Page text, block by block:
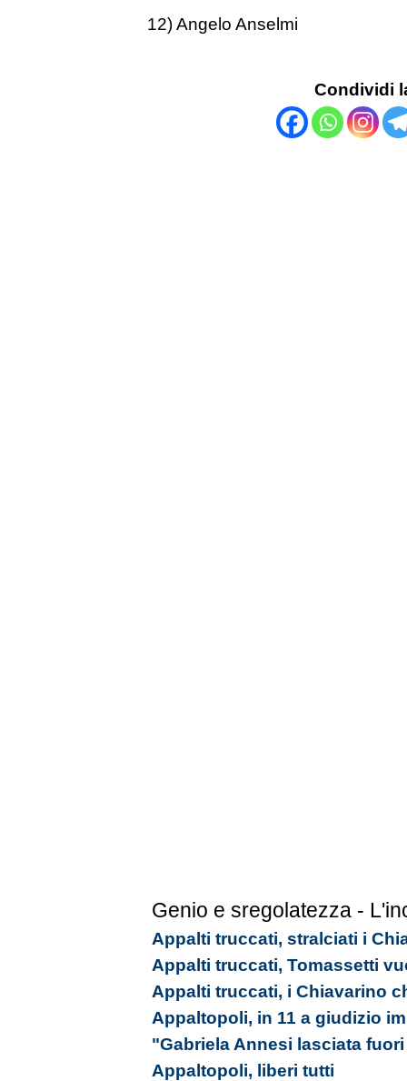
12) Angelo Anselmi
Condividi
Genio e sregolatezza -
Appalti truccati, stralciati i
Appalti truccati, Tomassetti
Appalti truccati, i Chiavarino
Appaltopoli, in 11 a giudizio
"Gabriela Annesi lasciata
Appaltopoli, liberi tutti